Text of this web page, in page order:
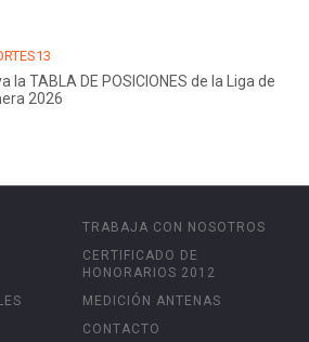
la TABLA DE POSICIONES de la Liga de
2026
TRABAJA CON NOSOTROS
CERTIFICADO DE
HONORARIOS 2012
MEDICIÓN ANTENAS
CONTACTO